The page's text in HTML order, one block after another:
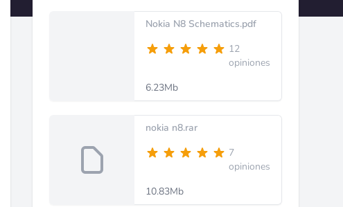
Nokia N8 Schematics.pdf
12
opiniones
6.23Mb
nokia n8.rar
7
opiniones
10.83Mb